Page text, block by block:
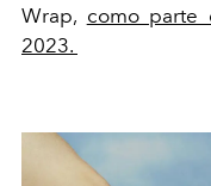
Wrap, como parte
2023.